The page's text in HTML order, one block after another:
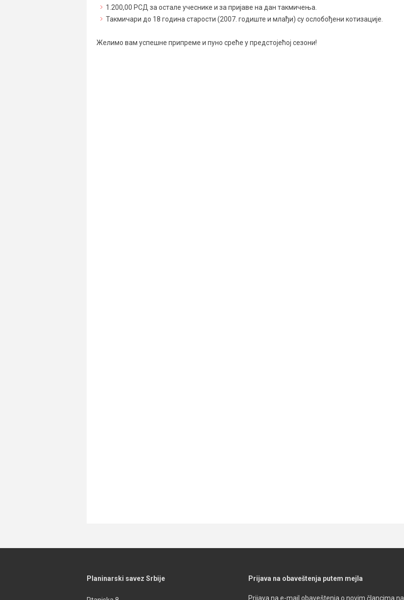
1.200,00 РСД за остале учеснике и за пријаве на дан такмичења.
Такмичари до 18 година старости (2007. годиште и млађи) су ослобођени котизације.
Желимо вам успешне припреме и пуно среће у предстојећој сезони!
Planinarski savez Srbije Prijava na obaveštenja putem mejla
Prijava na e-mail obaveštenja o novim člancima na